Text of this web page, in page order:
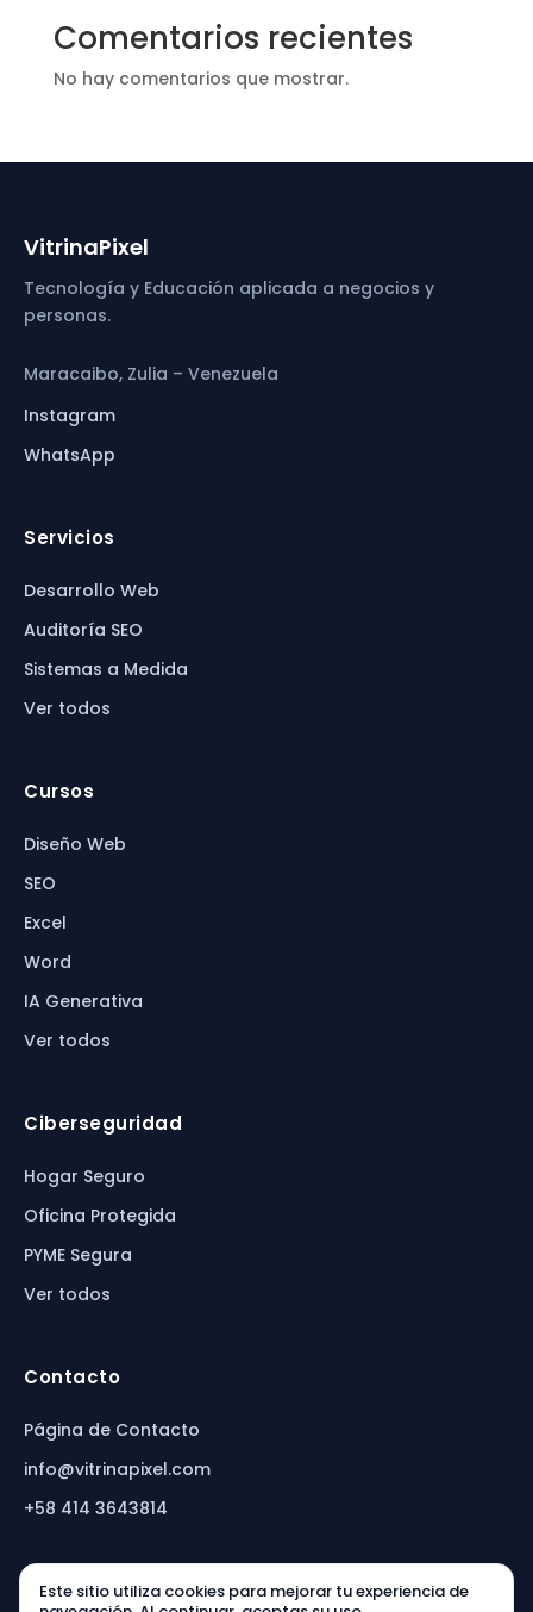
Comentarios recientes
No hay comentarios que mostrar.
VitrinaPixel
Tecnología y Educación aplicada a negocios y
personas.
Maracaibo, Zulia – Venezuela
Instagram
WhatsApp
Servicios
Desarrollo Web
Auditoría SEO
Sistemas a Medida
Ver todos
Cursos
Diseño Web
SEO
Excel
Word
IA Generativa
Ver todos
Ciberseguridad
Hogar Seguro
Oficina Protegida
PYME Segura
Ver todos
Contacto
Página de Contacto
info@vitrinapixel.com
+58 414 3643814
Este sitio utiliza cookies para mejorar tu experiencia de